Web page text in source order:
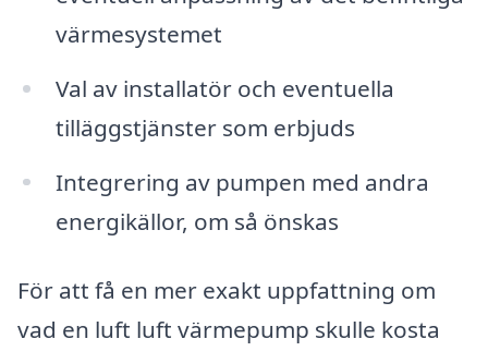
värmesystemet
Val av installatör och eventuella
tilläggstjänster som erbjuds
Integrering av pumpen med andra
energikällor, om så önskas
För att få en mer exakt uppfattning om
vad en luft luft värmepump skulle kosta